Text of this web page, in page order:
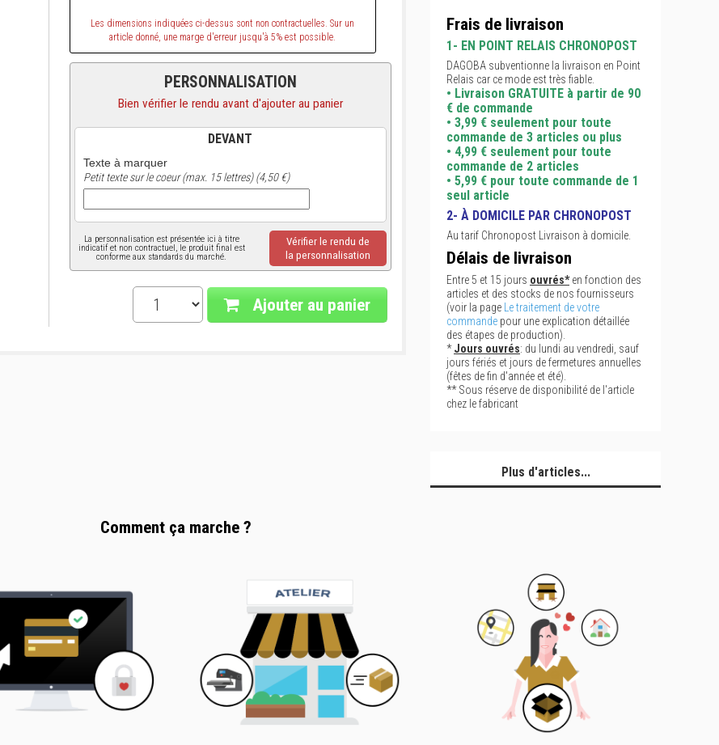
Les dimensions indiquées ci-dessus sont non contractuelles. Sur un
article donné, une marge d'erreur jusqu'à 5% est possible.
PERSONNALISATION
Bien vérifier le rendu avant d'ajouter au panier
DEVANT
Texte à marquer
Petit texte sur le coeur (max. 15 lettres) (4,50 €)
La personnalisation est présentée ici à titre
indicatif et non contractuel, le produit final est
conforme aux standards du marché.
Vérifier le rendu de
la personnalisation
Ajouter au panier
Frais de livraison
1- EN POINT RELAIS CHRONOPOST
DAGOBA subventionne la livraison en Point
Relais car ce mode est très fiable.
• Livraison GRATUITE à partir de 90
€ de commande
• 3,99 € seulement pour toute
commande de 3 articles ou plus
• 4,99 € seulement pour toute
commande de 2 articles
• 5,99 € pour toute commande de 1
seul article
2- À DOMICILE PAR CHRONOPOST
Au tarif Chronopost Livraison à domicile.
Délais de livraison
Entre 5 et 15 jours ouvrés*en fonction des
articles et des stocks de nos fournisseurs
(voir la page
Le traitement de votre
commande pour une explication détaillée
des étapes de production).
*Jours ouvrés: du lundi au vendredi, sauf
jours fériés et jours de fermetures annuelles
(fêtes de fin d'année et été).
** Sous réserve de disponibilité de l'article
chez le fabricant
Plus d'articles...
Comment ça marche ?